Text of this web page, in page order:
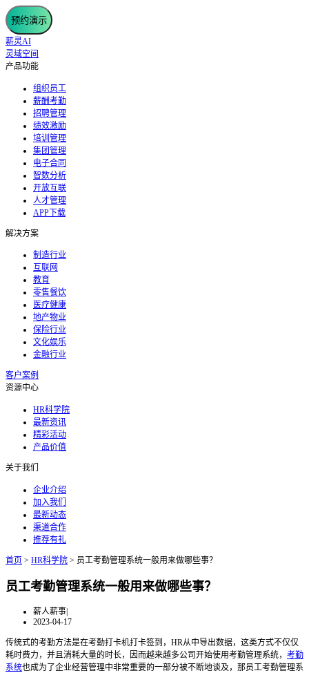
预约演示
薪灵AI
灵域空间
产品功能
组织员工
薪酬考勤
招聘管理
绩效激励
培训管理
集团管理
电子合同
智数分析
开放互联
人才管理
APP下载
解决方案
制造行业
互联网
教育
零售餐饮
医疗健康
地产物业
保险行业
文化娱乐
金融行业
客户案例
资源中心
HR科学院
最新资讯
精彩活动
产品价值
关于我们
企业介绍
加入我们
最新动态
渠道合作
推荐有礼
首页 > HR科学院 > 员工考勤管理系统一般用来做哪些事？
员工考勤管理系统一般用来做哪些事？
薪人薪事|
2023-04-17
传统式的考勤方法是在考勤打卡机打卡签到，HR从中导出数据，这类方式不仅仅
耗时费力，并且消耗大量的时长，因而越来越多公司开始使用考勤管理系统， 考勤
系统也成为了企业经营管理中非常重要的一部分被不断地谈及，那员工考勤管理系